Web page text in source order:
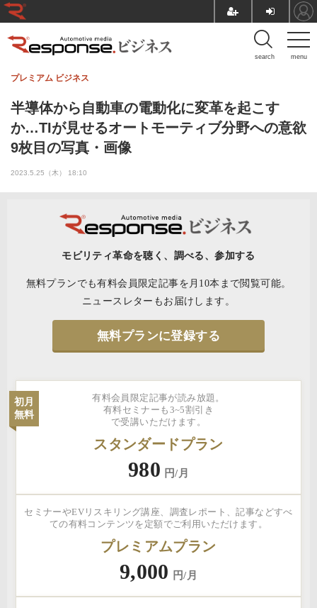
menu
search
半導体から自動車の電動化に変革を起こす
か…TIが見せるオートモーティブ分野への意欲
9枚目の写真・画像
プレミアム ビジネス
2023.5.25（木） 18:10
モビリティ革命を聴く、調べる、参加する
無料プランでも有料会員限定記事を月10本まで閲覧可能。
ニュースレターもお届けします。
無料プランに登録する
有料会員限定記事が読み放題。
有料セミナーも3~5割引き
で受講いただけます。
初月
無料
スタンダードプラン
980 円/月
セミナーやEVリスキリング講座、調査レポート、記事などすべ
ての有料コンテンツを定額でご利用いただけます。
プレミアムプラン
9,000 円/月